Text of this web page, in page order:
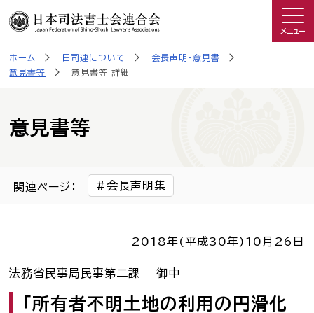
司法書士を知る
広報物・制作物
メニュー
ホーム 日司連について
会長声明・意見書
意見書等
意見書等 詳細
意見書等
関連ページ： 会長声明集
2018年(平成30年) 10月26日
法務省民事局民事第二課 御中
「所有者不明土地の利用の円滑化